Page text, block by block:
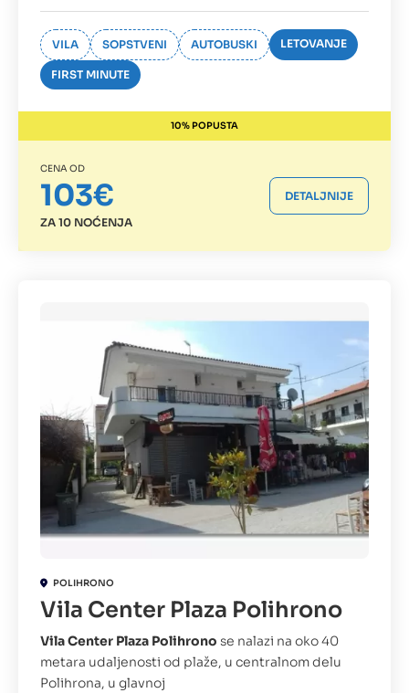
VILA SOPSTVENI AUTOBUSKI LETOVANJE
FIRST MINUTE
10% POPUSTA
CENA OD
103€
ZA 10 NOĆENJA
DETALJNIJE
POLIHRONO
Vila Center Plaza Polihrono
Vila Center Plaza Polihrono se nalazi na oko 40
metara udaljenosti od plaže, u centralnom delu
Polihrona, u glavnoj